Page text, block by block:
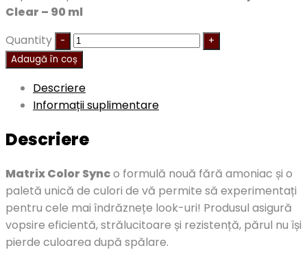
Clear – 90 ml
Quantity
Adaugă în coș
Descriere
Informații suplimentare
Descriere
Matrix Color Synco formulă nouă fără amoniac și o
paletă unică de culori de vă permite să experimentați
pentru cele mai îndrăznețe look-uri! Produsul asigură
vopsire eficientă, strălucitoare și rezistență, părul nu își
pierde culoarea după spălare.